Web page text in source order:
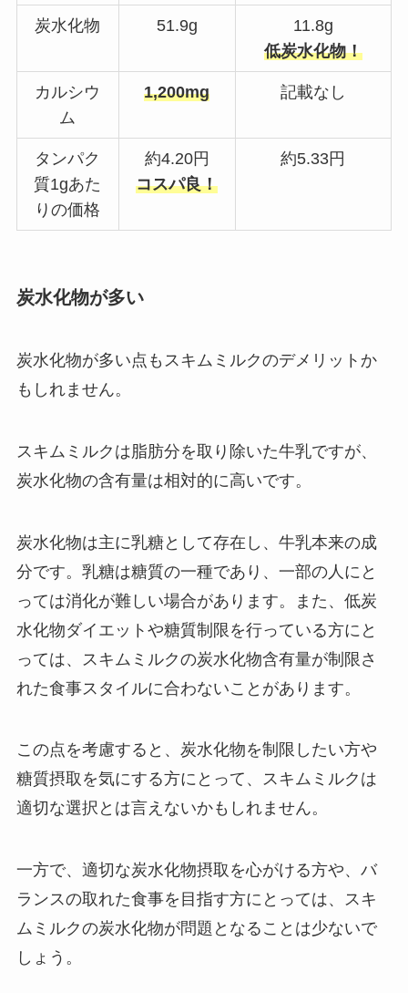
炭水化物 51.9g
11.8g
低炭水化物！
カルシウ
ム
1,200mg 記載なし
タンパク
質1gあた
りの価格
約4.20円
コスパ良！
約5.33円
炭水化物が多い
炭水化物が多い点もスキムミルクのデメリットか
もしれません。
スキムミルクは脂肪分を取り除いた牛乳ですが、
炭水化物の含有量は相対的に高いです。
炭水化物は主に乳糖として存在し、牛乳本来の成
分です。乳糖は糖質の一種であり、一部の人にと
っては消化が難しい場合があります。また、低炭
水化物ダイエットや糖質制限を行っている方にと
っては、スキムミルクの炭水化物含有量が制限さ
れた食事スタイルに合わないことがあります。
この点を考慮すると、炭水化物を制限したい方や
糖質摂取を気にする方にとって、スキムミルクは
適切な選択とは言えないかもしれません。
一方で、適切な炭水化物摂取を心がける方や、バ
ランスの取れた食事を目指す方にとっては、スキ
ムミルクの炭水化物が問題となることは少ないで
しょう。